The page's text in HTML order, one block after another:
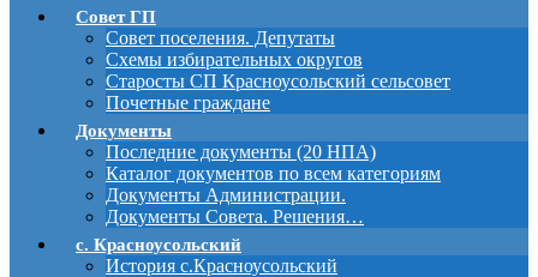
Совет ГП
Совет поселения. Депутаты
Схемы избирательных округов
Старосты СП Красноусольский сельсовет
Почетные граждане
Документы
Последние документы (20 НПА)
Каталог документов по всем категориям
Документы Администрации.
Документы Совета. Решения…
с. Красноусольский
История с.Красноусольский